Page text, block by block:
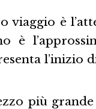
viaggio è
è
l’inizio
più grande